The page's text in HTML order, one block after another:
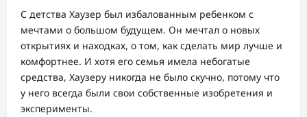
С детства Хаузер был избалованным ребенком с
мечтами о большом будущем. Он мечтал о новых
открытиях и находках, о том, как сделать мир лучше и
комфортнее. И хотя его семья имела небогатые
средства, Хаузеру никогда не было скучно, потому что
у него всегда были свои собственные изобретения и
эксперименты.